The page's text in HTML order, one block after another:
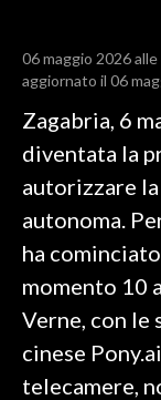
RISULTATI E
CALCIO REGIONALE
BASKET
VOLLEY
MOTORI
TENNIS
ALTRI SPORT
CULTURA
06 maggio 2026
aggiornato il 06
Zagabria, 6
diventata la
autorizzare
autonoma.
ha
momento 10
Verne, con
cinese
telecamere,